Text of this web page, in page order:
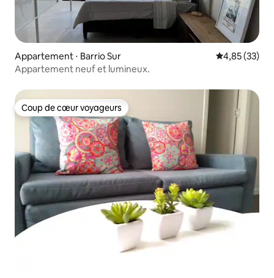
Appartement ⋅ Barrio Sur Évaluation
4,85 (33)
Appartement neuf et lumineux.
Coup de cœur voyageurs
Coup de cœur voyageurs